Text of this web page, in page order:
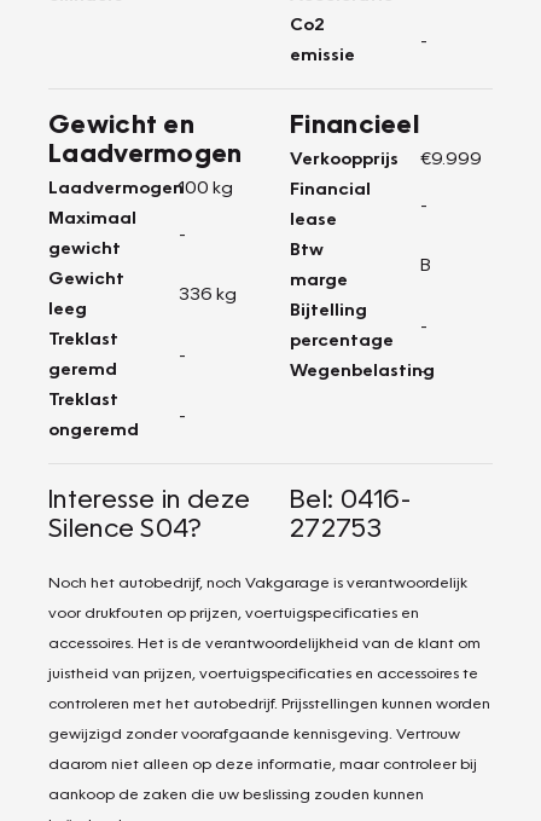
Co2
emissie
-
Gewicht en
Laadvermogen
Laadvermogen100 kg
Maximaal
gewicht
-
Gewicht
leeg
336 kg
Treklast
geremd
-
Treklast
ongeremd
-
Financieel
Verkoopprijs
€9.999
Financial
lease
-
Btw
marge
B
Bijtelling
percentage
-
Wegenbelasting
-
Interesse in deze
Silence S04?
Bel: 0416-
272753
Noch het autobedrijf, noch Vakgarage is verantwoordelijk
voor drukfouten op prijzen, voertuigspecificaties en
accessoires. Het is de verantwoordelijkheid van de klant om
juistheid van prijzen, voertuigspecificaties en accessoires te
controleren met het autobedrijf. Prijsstellingen kunnen worden
gewijzigd zonder voorafgaande kennisgeving. Vertrouw
daarom niet alleen op deze informatie, maar controleer bij
aankoop de zaken die uw beslissing zouden kunnen